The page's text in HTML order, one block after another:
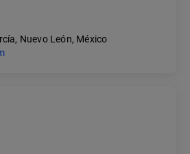
Nuevo León, México